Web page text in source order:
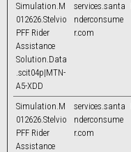
Simulation.M
012626.Stelvio
PFF Rider
Assistance
Solution.Data
.scit04p|MTN-
A5-XDD
services.santa
nderconsume
r.com
Simulation.M
012626.Stelvio
PFF Rider
Assistance
services.santa
nderconsume
r.com